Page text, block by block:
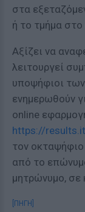
στα
ή το τμήμα
Αξίζει να
λειτουργεί
υποψήφιοι
ενημερωθούν
online
https://
τον
από το
μητρώνυμο, σε
[ΠΗΓΗ]